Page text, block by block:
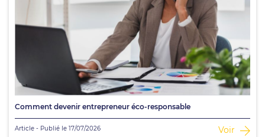
Comment devenir entrepreneur éco-responsable
Article - Publié le 17/07/2026 Voir